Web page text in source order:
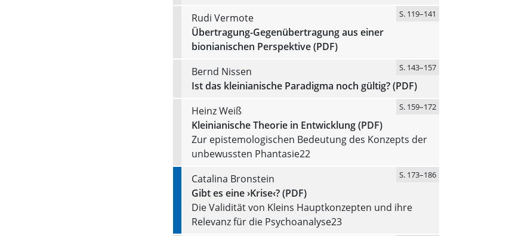
Rudi Vermote
S. 119–141
Übertragung-Gegenübertragung aus einer
bionianischen Perspektive (PDF)
Bernd Nissen
S. 143–157
Ist das kleinianische Paradigma noch gültig? (PDF)
Heinz Weiß
S. 159–172
Kleinianische Theorie in Entwicklung (PDF)
Zur epistemologischen Bedeutung des Konzepts der
unbewussten Phantasie22
Catalina Bronstein
S. 173–186
Gibt es eine ›Krise‹? (PDF)
Die Validität von Kleins Hauptkonzepten und ihre
Relevanz für die Psychoanalyse23